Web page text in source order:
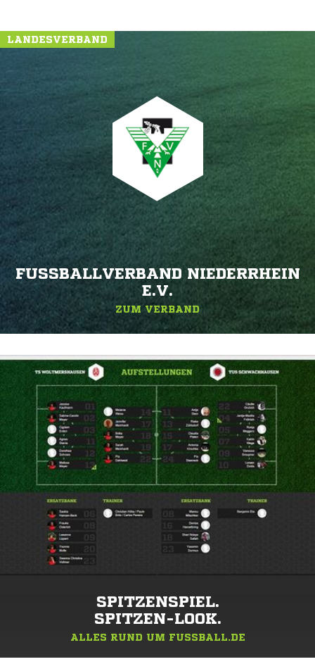
LANDESVERBAND
FUSSBALLVERBAND NIEDERRHEIN E
.V.
ZUM VERBAND
SPITZENSPIEL.
SPITZEN-LOOK.
ALLES RUND UM FUSSBALL.DE